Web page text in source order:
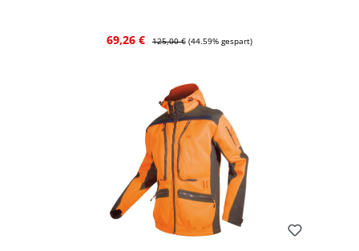
Verkaufspreis:
69,26 € Regulärer Preis:
125,00 € (44.59% gespart)